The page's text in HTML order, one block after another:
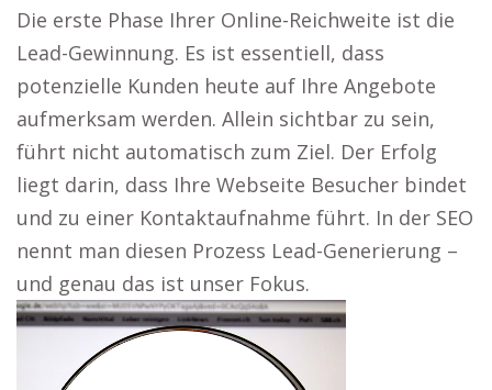
Die erste Phase Ihrer Online-Reichweite ist die
Lead-Gewinnung. Es ist essentiell, dass
potenzielle Kunden heute auf Ihre Angebote
aufmerksam werden. Allein sichtbar zu sein,
führt nicht automatisch zum Ziel. Der Erfolg
liegt darin, dass Ihre Webseite Besucher bindet
und zu einer Kontaktaufnahme führt. In der SEO
nennt man diesen Prozess Lead-Generierung –
und genau das ist unser Fokus.